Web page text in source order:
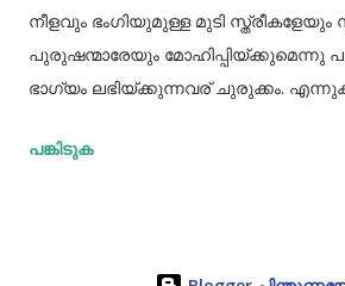
നീളവും ഭംഗിയുമുള്ള മുടി
പുരുഷന്മാരേയും മോഹിപ്പിയ്ക്കുമെന്നു
ഭാഗ്യം ലഭിയ്ക്കുന്നവര് ചുരുക്കം.
സഹായിക്കുന്ന ചില
പങ്കിടുക